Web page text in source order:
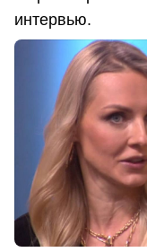
интервью.